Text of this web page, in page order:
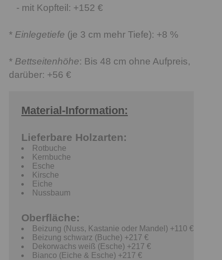
- mit Kopfteil: +152 €
* Einlegetiefe (je 3 cm mehr Tiefe): +8 %
* Bettseitenhöhe: Bis 48 cm ohne Aufpreis,
darüber: +56 €
Material-Information:
Lieferbare Holzarten:
Rotbuche
Kernbuche
Esche
Kirsche
Eiche
Nussbaum
Oberfläche:
Beizung (Nuss, Kastanie oder Mandel) +110 €
Beizung schwarz (Buche) +217 €
Dekorwachs weiß (Esche) +217 €
Bianco (Eiche & Esche) +217 €